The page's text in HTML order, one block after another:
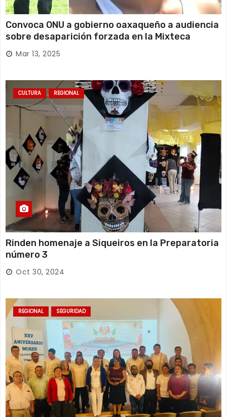
Convoca ONU a gobierno oaxaqueño a audiencia
sobre desaparición forzada en la Mixteca
Mar 13, 2025
CULTURA REGIONAL
Rinden homenaje a Siqueiros en la Preparatoria
número 3
Oct 30, 2024
REGIONAL SEGURIDAD